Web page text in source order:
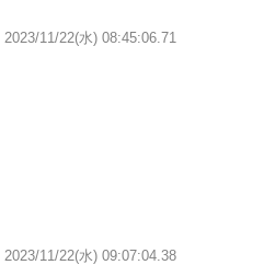
2023/11/22(水) 08:45:06.71
2023/11/22(水) 09:07:04.38